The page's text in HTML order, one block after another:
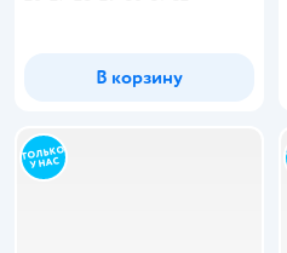
В корзину